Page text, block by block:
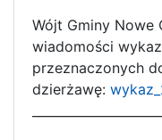
Wójt Gminy Nowe
wiadomości
przeznaczonych
dzierżawę: